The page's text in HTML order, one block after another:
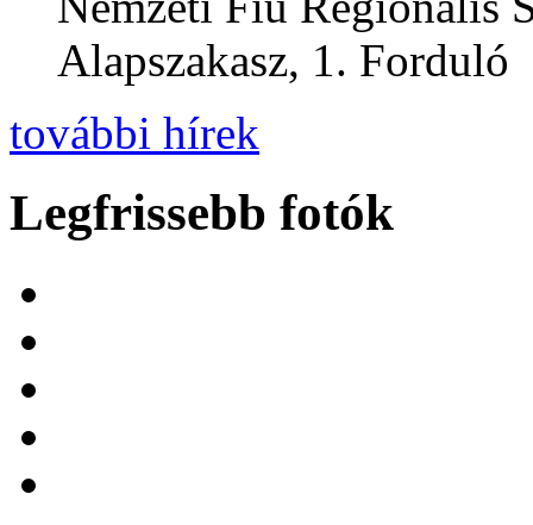
Alapszakasz, 1. Forduló
további hírek
Legfrissebb fotók